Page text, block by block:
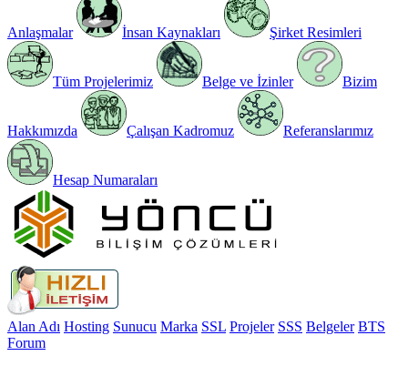
Anlaşmalar İnsan Kaynakları Şirket Resimleri
Tüm Projelerimiz Belge ve İzinler Bizim
Hakkımızda Çalışan Kadromuz Referanslarımız
Hesap Numaraları
Alan Adı Hosting Sunucu Marka SSL Projeler SSS Belgeler BTS
Forum